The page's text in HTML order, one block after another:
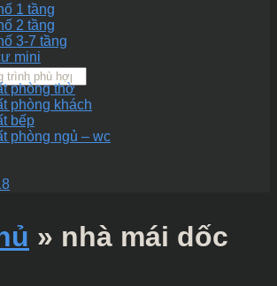
1 tầng
2 tầng
3-7 tầng
mini
phòng thờ
phòng khách
bếp
phòng ngủ – wc
» nhà mái dốc